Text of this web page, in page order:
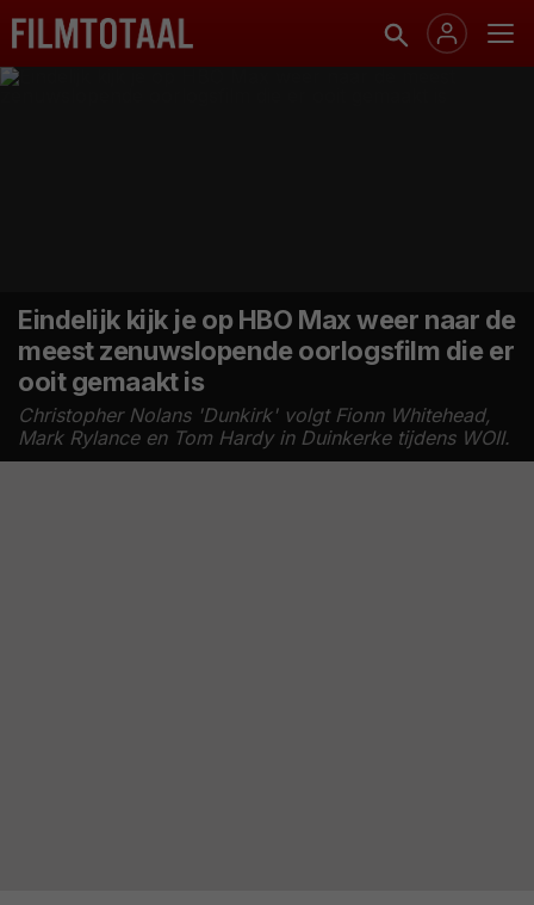
Eindelijk kijk je op HBO Max weer naar de
meest zenuwslopende oorlogsfilm die er
ooit gemaakt is
Christopher Nolans 'Dunkirk' volgt Fionn Whitehead,
Mark Rylance en Tom Hardy in Duinkerke tijdens WOII.